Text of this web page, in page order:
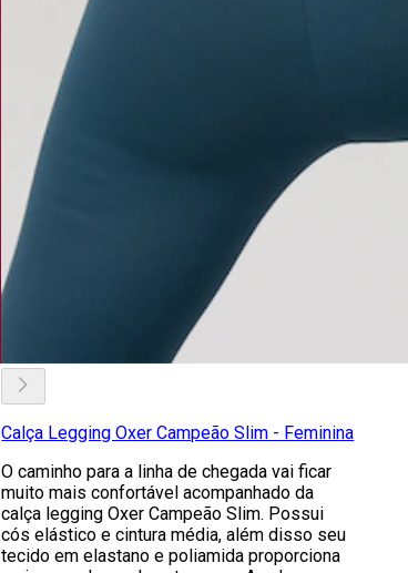
Calça Legging Oxer Campeão Slim - Feminina
O caminho para a linha de chegada vai ficar
muito mais confortável acompanhado da
calça legging Oxer Campeão Slim. Possui
cós elástico e cintura média, além disso seu
tecido em elastano e poliamida proporciona